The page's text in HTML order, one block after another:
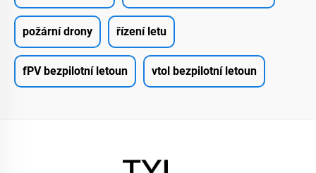
požární drony řízení letu
fPV bezpilotní letoun vtol bezpilotní letoun